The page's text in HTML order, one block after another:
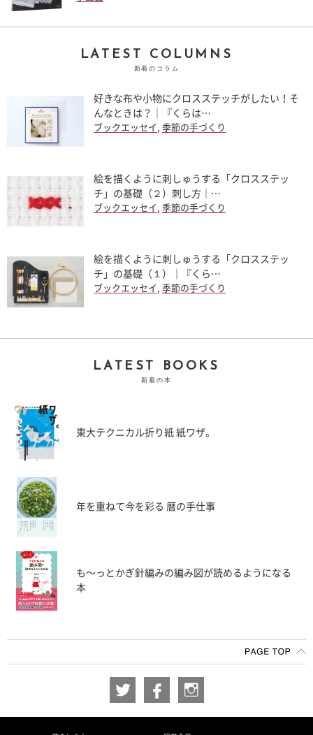
LATEST COLUMNS
新着のコラム
好きな布や小物にクロスステッチがしたい！そ
んなときは？｜『くらは…
ブックエッセイ 季節の手づくり
絵を描くように刺しゅうする「クロスステッ
チ」の基礎（２）刺し方｜…
ブックエッセイ 季節の手づくり
絵を描くように刺しゅうする「クロスステッ
チ」の基礎（１）｜『くら…
ブックエッセイ 季節の手づくり
LATEST BOOKS
新着の本
東大テクニカル折り紙 紙ワザ。
年を重ねて今を彩る 暦の手仕事
も〜っとかぎ針編みの編み図が読めるようになる
本